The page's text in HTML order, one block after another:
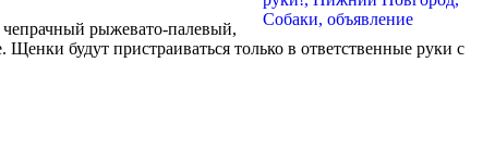
чепрачный рыжевато-палевый,
будут пристраиваться только в ответственные руки с